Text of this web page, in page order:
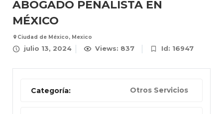
ABOGADO PENALISTA EN
MÉXICO
Ciudad de México, Mexico
julio 13, 2024 Views: 837 Id: 16947
Categoría: Otros Servicios